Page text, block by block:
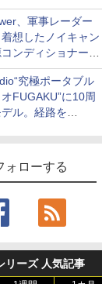
から
、軍事レーダー
想したノイキャン
ンディショナー
」
究極ポータブル
FUGAKU”に10周
ル。経路を
ォローする
ーズ 人気記事